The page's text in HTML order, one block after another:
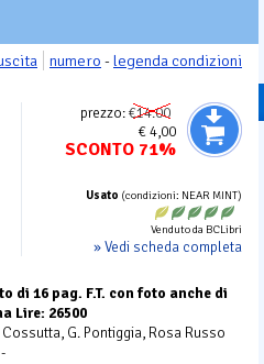
numero -legenda condizioni
prezzo:€14.00
€ 4,00
SCONTO 71%
Usato (condizioni: NEAR MINT)
Venduto da BCLibri
» Vedi scheda completa
di 16 pag. F.T. con foto anche di
Lire: 26500
G. Pontiggia, Rosa Russo